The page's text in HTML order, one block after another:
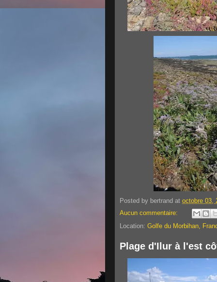
Posted by bertrand at octobre 03,
Aucun commentaire:
Location: Golfe du Morbihan,
Plage d'Ilur à l'est